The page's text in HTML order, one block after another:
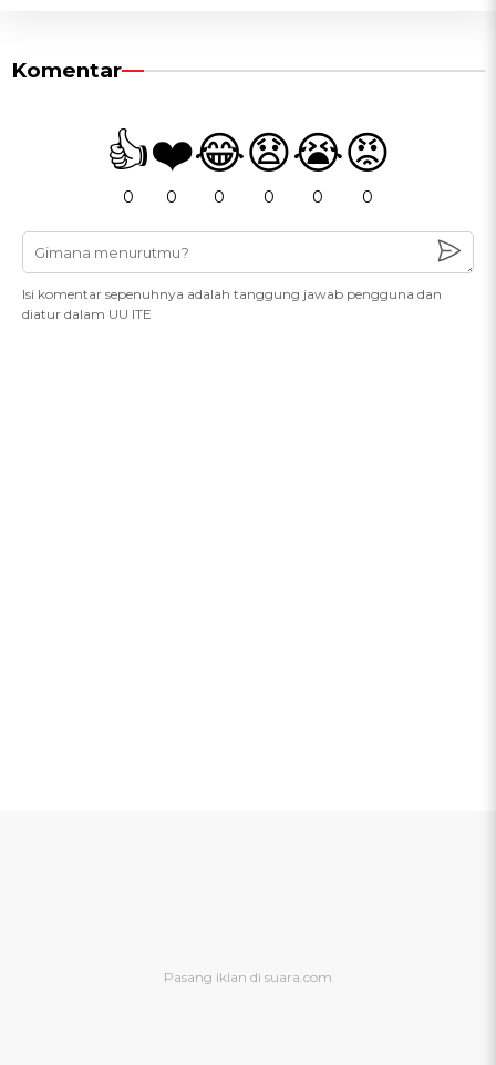
Komentar
👍
0
❤️
0
😂
0
😧
0
😭
0
😡
0
Isi komentar sepenuhnya adalah tanggung jawab pengguna dan
diatur dalam UU ITE